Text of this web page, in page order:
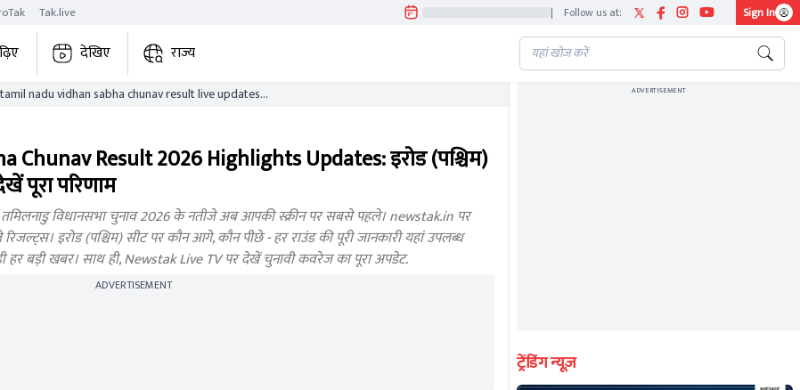
Tak.live | Follow us at: Sign In
देखिए राज्य
nadu vidhan sabha chunav result live updates
Chunav Result 2026 Highlights Updates: इरोड (पश्चिम)
पूरा परिणाम
विधानसभा चुनाव 2026 के नतीजे अब आपकी स्क्रीन पर सबसे पहले। newstak.in पर
इरोड (पश्चिम) सीट पर कौन आगे, कौन पीछे - हर राउंड की पूरी जानकारी यहां उपलब्ध
हर बड़ी खबर। साथ ही, Newstak Live TV पर देखें चुनावी कवरेज का पूरा अपडेट.
ADVERTISEMENT
ADVERTISEMENT
ट्रेंडिंग न्यूज़